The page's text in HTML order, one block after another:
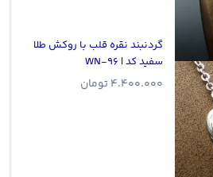
گردنبند نقره قلب با روکش طلا
سفید کد | WN-96
4.400.000 تومان